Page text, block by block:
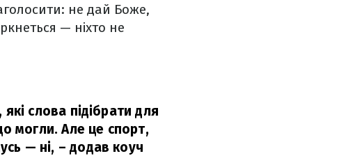
не дай Боже,
— ніхто не
слова підібрати для
могли. Але це спорт,
— ні, – додав коуч